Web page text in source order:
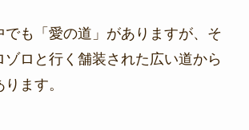
でも「愛の道」がありますが、そ
ゾロと行く舗装された広い道から
ます。